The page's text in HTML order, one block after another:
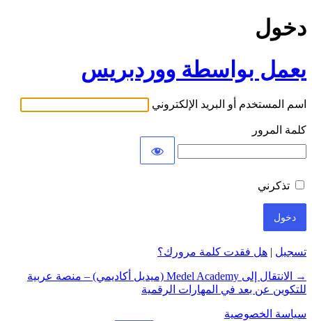
دخول
يعمل بواسطة ووردبريس
اسم المستخدم أو البريد الإلكتروني
كلمة المرور
تذكرني
تسجيل | هل فقدت كلمة مرورك؟
→ الانتقال إلى Medel Academy (ميديل أكاديمي) – منصة عربية
للتكوين عن بعد في المهارات الرقمية
سياسة الخصوصية